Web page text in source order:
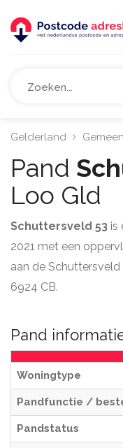
Gelderland
Pand
Loo Gld
Schuttersveld 53 is
2021 met een
aan de
6924 CB.
Pand
Woningtype
Pandfunctie /
Pandstatus